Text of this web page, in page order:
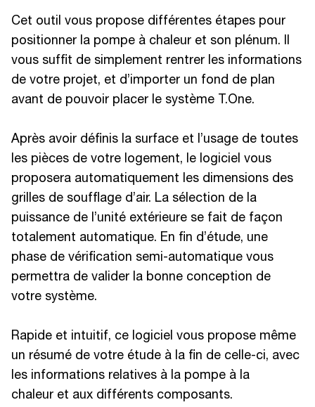
Cet outil vous propose différentes étapes pour
positionner la pompe à chaleur et son plénum. Il
vous suffit de simplement rentrer les informations
de votre projet, et d’importer un fond de plan
avant de pouvoir placer le système T.One.
Après avoir définis la surface et l’usage de toutes
les pièces de votre logement, le logiciel vous
proposera automatiquement les dimensions des
grilles de soufflage d’air. La sélection de la
puissance de l’unité extérieure se fait de façon
totalement automatique. En fin d’étude, une
phase de vérification semi-automatique vous
permettra de valider la bonne conception de
votre système.
Rapide et intuitif, ce logiciel vous propose même
un résumé de votre étude à la fin de celle-ci, avec
les informations relatives à la pompe à la
chaleur et aux différents composants.